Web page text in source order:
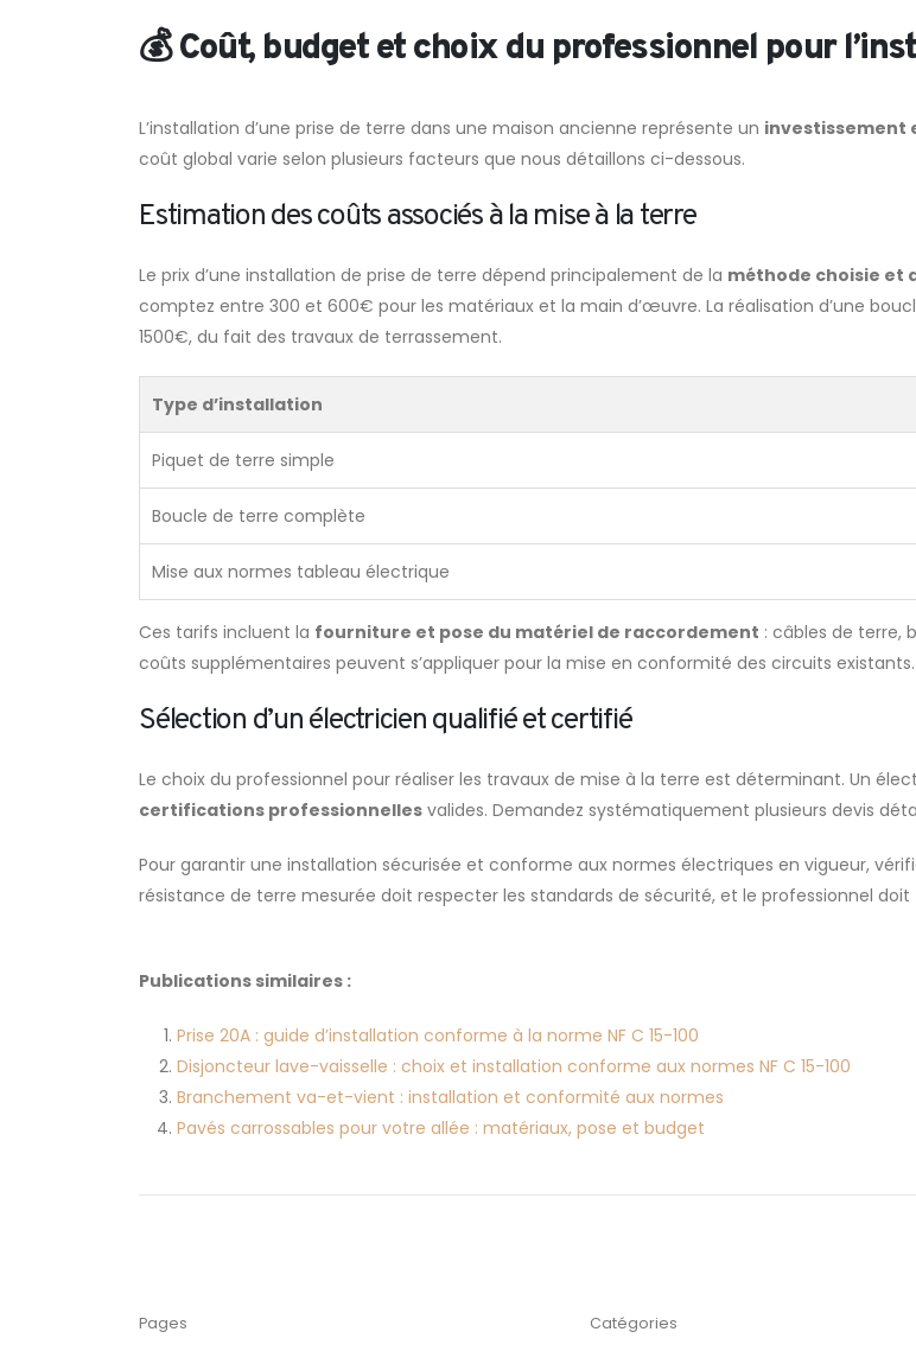
💰 Coût, budget et choix du professionnel pour
L’installation d’une prise de terre dans une maison ancienne représente un investissement
coût global varie selon plusieurs facteurs que nous détaillons ci-dessous.
Estimation des coûts associés à la mise à la terre
Le prix d’une installation de prise de terre dépend principalement de la méthode choisie et
comptez entre 300 et 600€ pour les matériaux et la main d’œuvre. La réalisation d’une
1500€, du fait des travaux de terrassement.
Type d’installation
Piquet de terre simple
Boucle de terre complète
Mise aux normes tableau électrique
Ces tarifs incluent la fourniture et pose du matériel de raccordement : câbles de terre,
coûts supplémentaires peuvent s’appliquer pour la mise en conformité des circuits existants.
Sélection d’un électricien qualifié et certifié
Le choix du professionnel pour réaliser les travaux de mise à la terre est déterminant. Un
certifications professionnelles valides. Demandez systématiquement plusieurs devis
Pour garantir une installation sécurisée et conforme aux normes électriques en vigueur,
résistance de terre mesurée doit respecter les standards de sécurité, et le professionnel doit
Publications similaires :
Prise 20A : guide d’installation conforme à la norme NF C 15-100
Disjoncteur lave-vaisselle : choix et installation conforme aux normes NF C 15-100
Branchement va-et-vient : installation et conformité aux normes
Pavés carrossables pour votre allée : matériaux, pose et budget
Pages Catégories